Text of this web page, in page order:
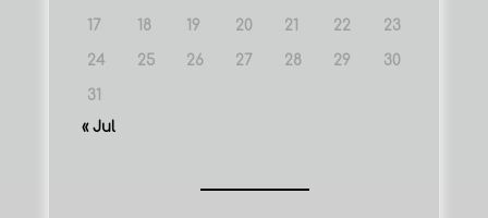
17 18 19 20 21 22 23
24 25 26 27 28 29 30
31
« Jul